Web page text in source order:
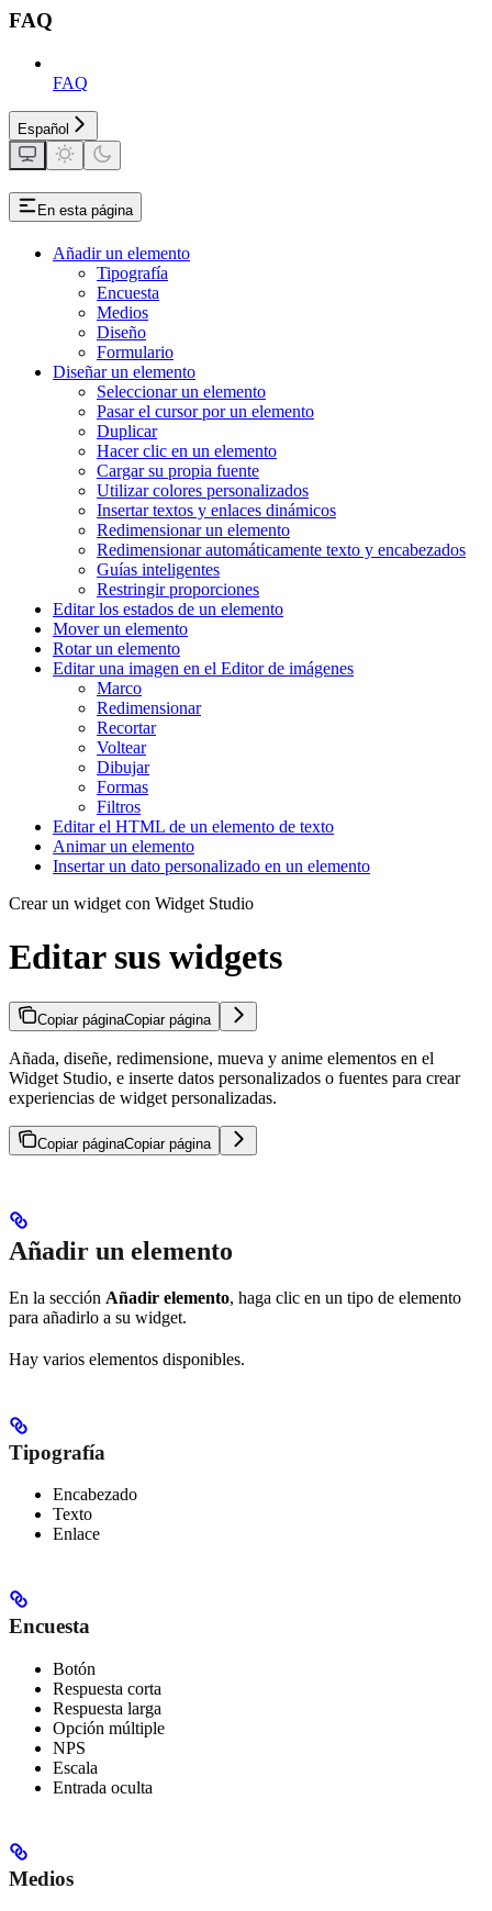
FAQ
FAQ
Español
En esta página
Añadir un elemento
Tipografía
Encuesta
Medios
Diseño
Formulario
Diseñar un elemento
Seleccionar un elemento
Pasar el cursor por un elemento
Duplicar
Hacer clic en un elemento
Cargar su propia fuente
Utilizar colores personalizados
Insertar textos y enlaces dinámicos
Redimensionar un elemento
Redimensionar automáticamente texto y encabezados
Guías inteligentes
Restringir proporciones
Editar los estados de un elemento
Mover un elemento
Rotar un elemento
Editar una imagen en el Editor de imágenes
Marco
Redimensionar
Recortar
Voltear
Dibujar
Formas
Filtros
Editar el HTML de un elemento de texto
Animar un elemento
Insertar un dato personalizado en un elemento
Crear un widget con Widget Studio
Editar sus widgets
Copiar páginaCopiar página
Añada, diseñe, redimensione, mueva y anime elementos en el
Widget Studio, e inserte datos personalizados o fuentes para crear
experiencias de widget personalizadas.
Copiar páginaCopiar página
Añadir un elemento
En la sección Añadir elemento, haga clic en un tipo de elemento
para añadirlo a su widget.
Hay varios elementos disponibles.
Tipografía
Encabezado
Texto
Enlace
Encuesta
Botón
Respuesta corta
Respuesta larga
Opción múltiple
NPS
Escala
Entrada oculta
Medios